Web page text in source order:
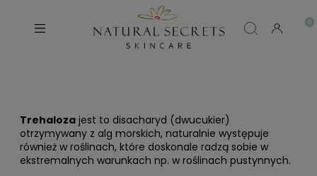
Trehaloza jest to disacharyd (dwucukier)
otrzymywany z alg morskich, naturalnie występuje
również w roślinach, które doskonale radzą sobie w
ekstremalnych warunkach np. w roślinach pustynnych.